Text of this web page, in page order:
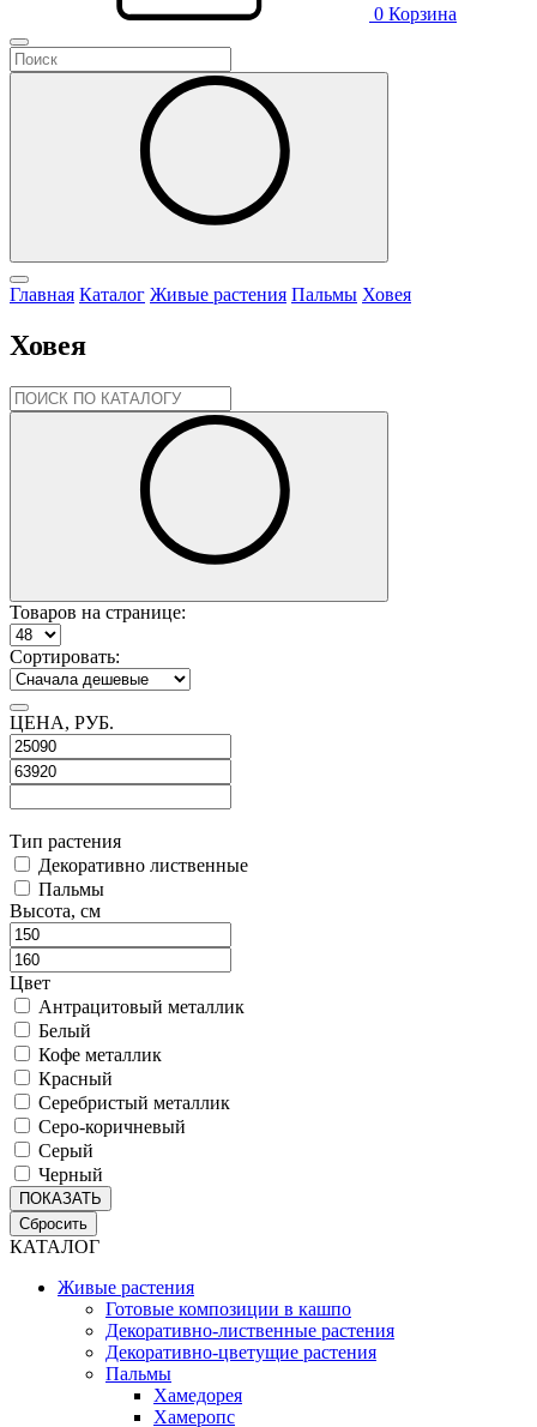
0 Корзина
Главная Каталог Живые растения Пальмы Ховея
Ховея
Товаров на странице:
Сортировать:
ЦЕНА, РУБ.
Тип растения
Декоративно лиственные
Пальмы
Высота, см
Цвет
Антрацитовый металлик
Белый
Кофе металлик
Красный
Серебристый металлик
Серо-коричневый
Серый
Черный
ПОКАЗАТЬ
Сбросить
КАТАЛОГ
Живые растения
Готовые композиции в кашпо
Декоративно-лиственные растения
Декоративно-цветущие растения
Пальмы
Хамедорея
Хамеропс